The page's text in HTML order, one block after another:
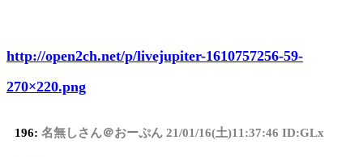
http://open2ch.net/p/livejupiter-1610757256-59-
270×220.png
196: 名無しさん＠おーぷん 21/01/16(土)11:37:46 ID:GLx